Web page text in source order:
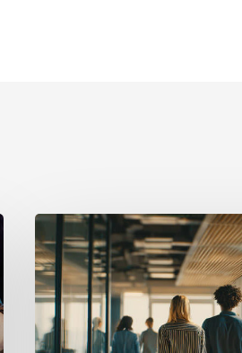
Unternehmenskultur
verändern:
Vom
Werteplakat
zum
gelebten
Alltag